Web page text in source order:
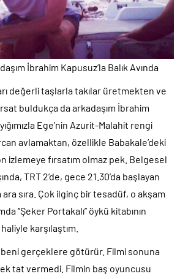
İbrahim Kapusuz’la Balık Avında
değerli taşlarla takılar üretmekten ve
buldukça da arkadaşım İbrahim
Ege’nin Azurit-Malahit rengi
avlamaktan, özellikle Babakale’deki
izlemeye fırsatım olmaz pek. Belgesel
TRT 2’de, gece 21.30’da başlayan
sıra. Çok ilginç bir tesadüf, o akşam
‘’Şeker Portakalı’’ öykü kitabının
karşılaştım.
gerçeklere götürür. Filmi sonuna
tat vermedi. Filmin baş oyuncusu